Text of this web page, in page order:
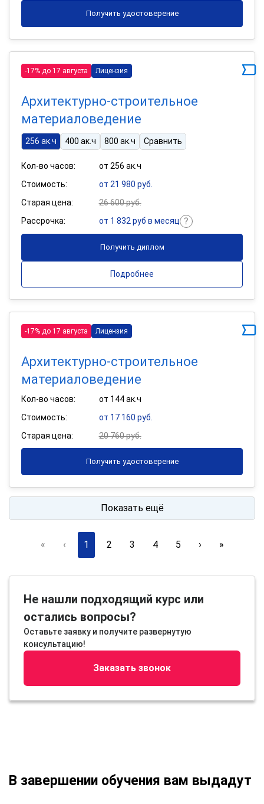
Получить удостоверение
-17% до 17 августа Лицензия
Архитектурно-строительное
материаловедение
256 ак.ч 400 ак.ч 800 ак.ч Сравнить
Кол-во часов:
от 256 ак.ч
Стоимость:
от 21 980 руб.
Старая цена:
26 600 руб.
Рассрочка:
от 1 832 руб в месяц
Получить диплом
Подробнее
-17% до 17 августа Лицензия
Архитектурно-строительное
материаловедение
Кол-во часов:
от 144 ак.ч
Стоимость:
от 17 160 руб.
Старая цена:
20 760 руб.
Получить удостоверение
Показать ещё
« ‹ 1 2 3 4 5 › »
Не нашли подходящий курс или
остались вопросы?
Оставьте заявку и получите развернутую
консультацию!
Заказать звонок
В завершении обучения вам выдадут